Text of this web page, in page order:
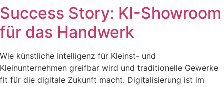
Success Story: KI-Showroom
für das Handwerk
Wie künstliche Intelligenz für Kleinst- und
Kleinunternehmen greifbar wird und traditionelle Gewerke
fit für die digitale Zukunft macht. Digitalisierung ist im